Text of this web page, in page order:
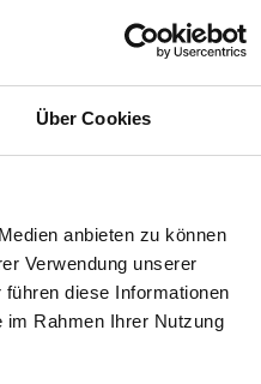
Über Cookies
anbieten zu können
Verwendung unserer
diese Informationen
im Rahmen Ihrer Nutzung
Einfache Vergabe & Suche
Für alle Branchen und
Direkter Kontakt zu
Jetzt kostenlos